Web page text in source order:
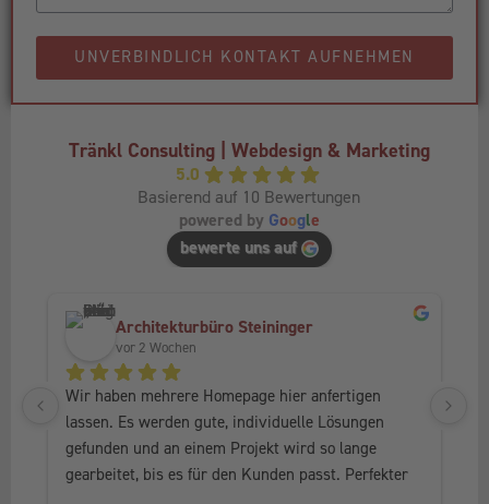
UNVERBINDLICH KONTAKT AUFNEHMEN
Tränkl Consulting | Webdesign & Marketing
5.0
Basierend auf 10 Bewertungen
powered by Google
bewerte uns auf
Architekturbüro Steininger
vor 2 Wochen
Wir haben mehrere Homepage hier anfertigen
lassen. Es werden gute, individuelle Lösungen
gefunden und an einem Projekt wird so lange
gearbeitet, bis es für den Kunden passt. Perfekter